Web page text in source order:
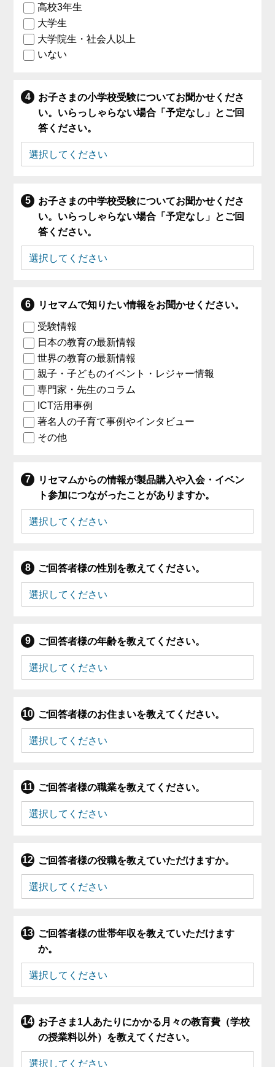
高校3年生
大学生
大学院生・社会人以上
いない
お子さまの小学校受験についてお聞かせくださ
い。いらっしゃらない場合「予定なし」とご回
答ください。
お子さまの中学校受験についてお聞かせくださ
い。いらっしゃらない場合「予定なし」とご回
答ください。
リセマムで知りたい情報をお聞かせください。
受験情報
日本の教育の最新情報
世界の教育の最新情報
親子・子どものイベント・レジャー情報
専門家・先生のコラム
ICT活用事例
著名人の子育て事例やインタビュー
その他
リセマムからの情報が製品購入や入会・イベン
ト参加につながったことがありますか。
ご回答者様の性別を教えてください。
ご回答者様の年齢を教えてください。
ご回答者様のお住まいを教えてください。
ご回答者様の職業を教えてください。
ご回答者様の役職を教えていただけますか。
ご回答者様の世帯年収を教えていただけます
か。
お子さま1人あたりにかかる月々の教育費（学校
の授業料以外）を教えてください。